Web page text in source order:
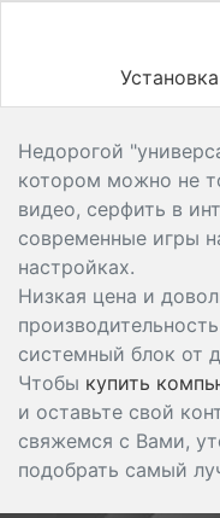
Недорогой
котором можно не
видео, серфить в
современные игры
настройках.
Низкая цена и
системный блок от
Чтобы купить
и оставьте свой
свяжемся с Вами,
подобрать самый